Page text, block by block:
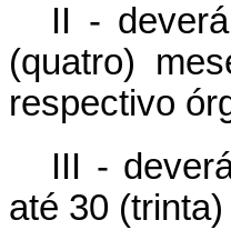
II -
(quatro)
respectivo
III -
até 30